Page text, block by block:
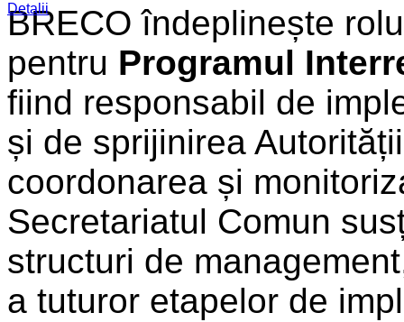
Detalii
BRECO îndeplinește
pentru Programul
fiind responsabil de
și de sprijinirea
coordonarea și
Secretariatul Comun
structuri de
a tuturor etapelor de